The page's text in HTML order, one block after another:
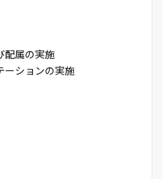
配属の実施
ーションの実施